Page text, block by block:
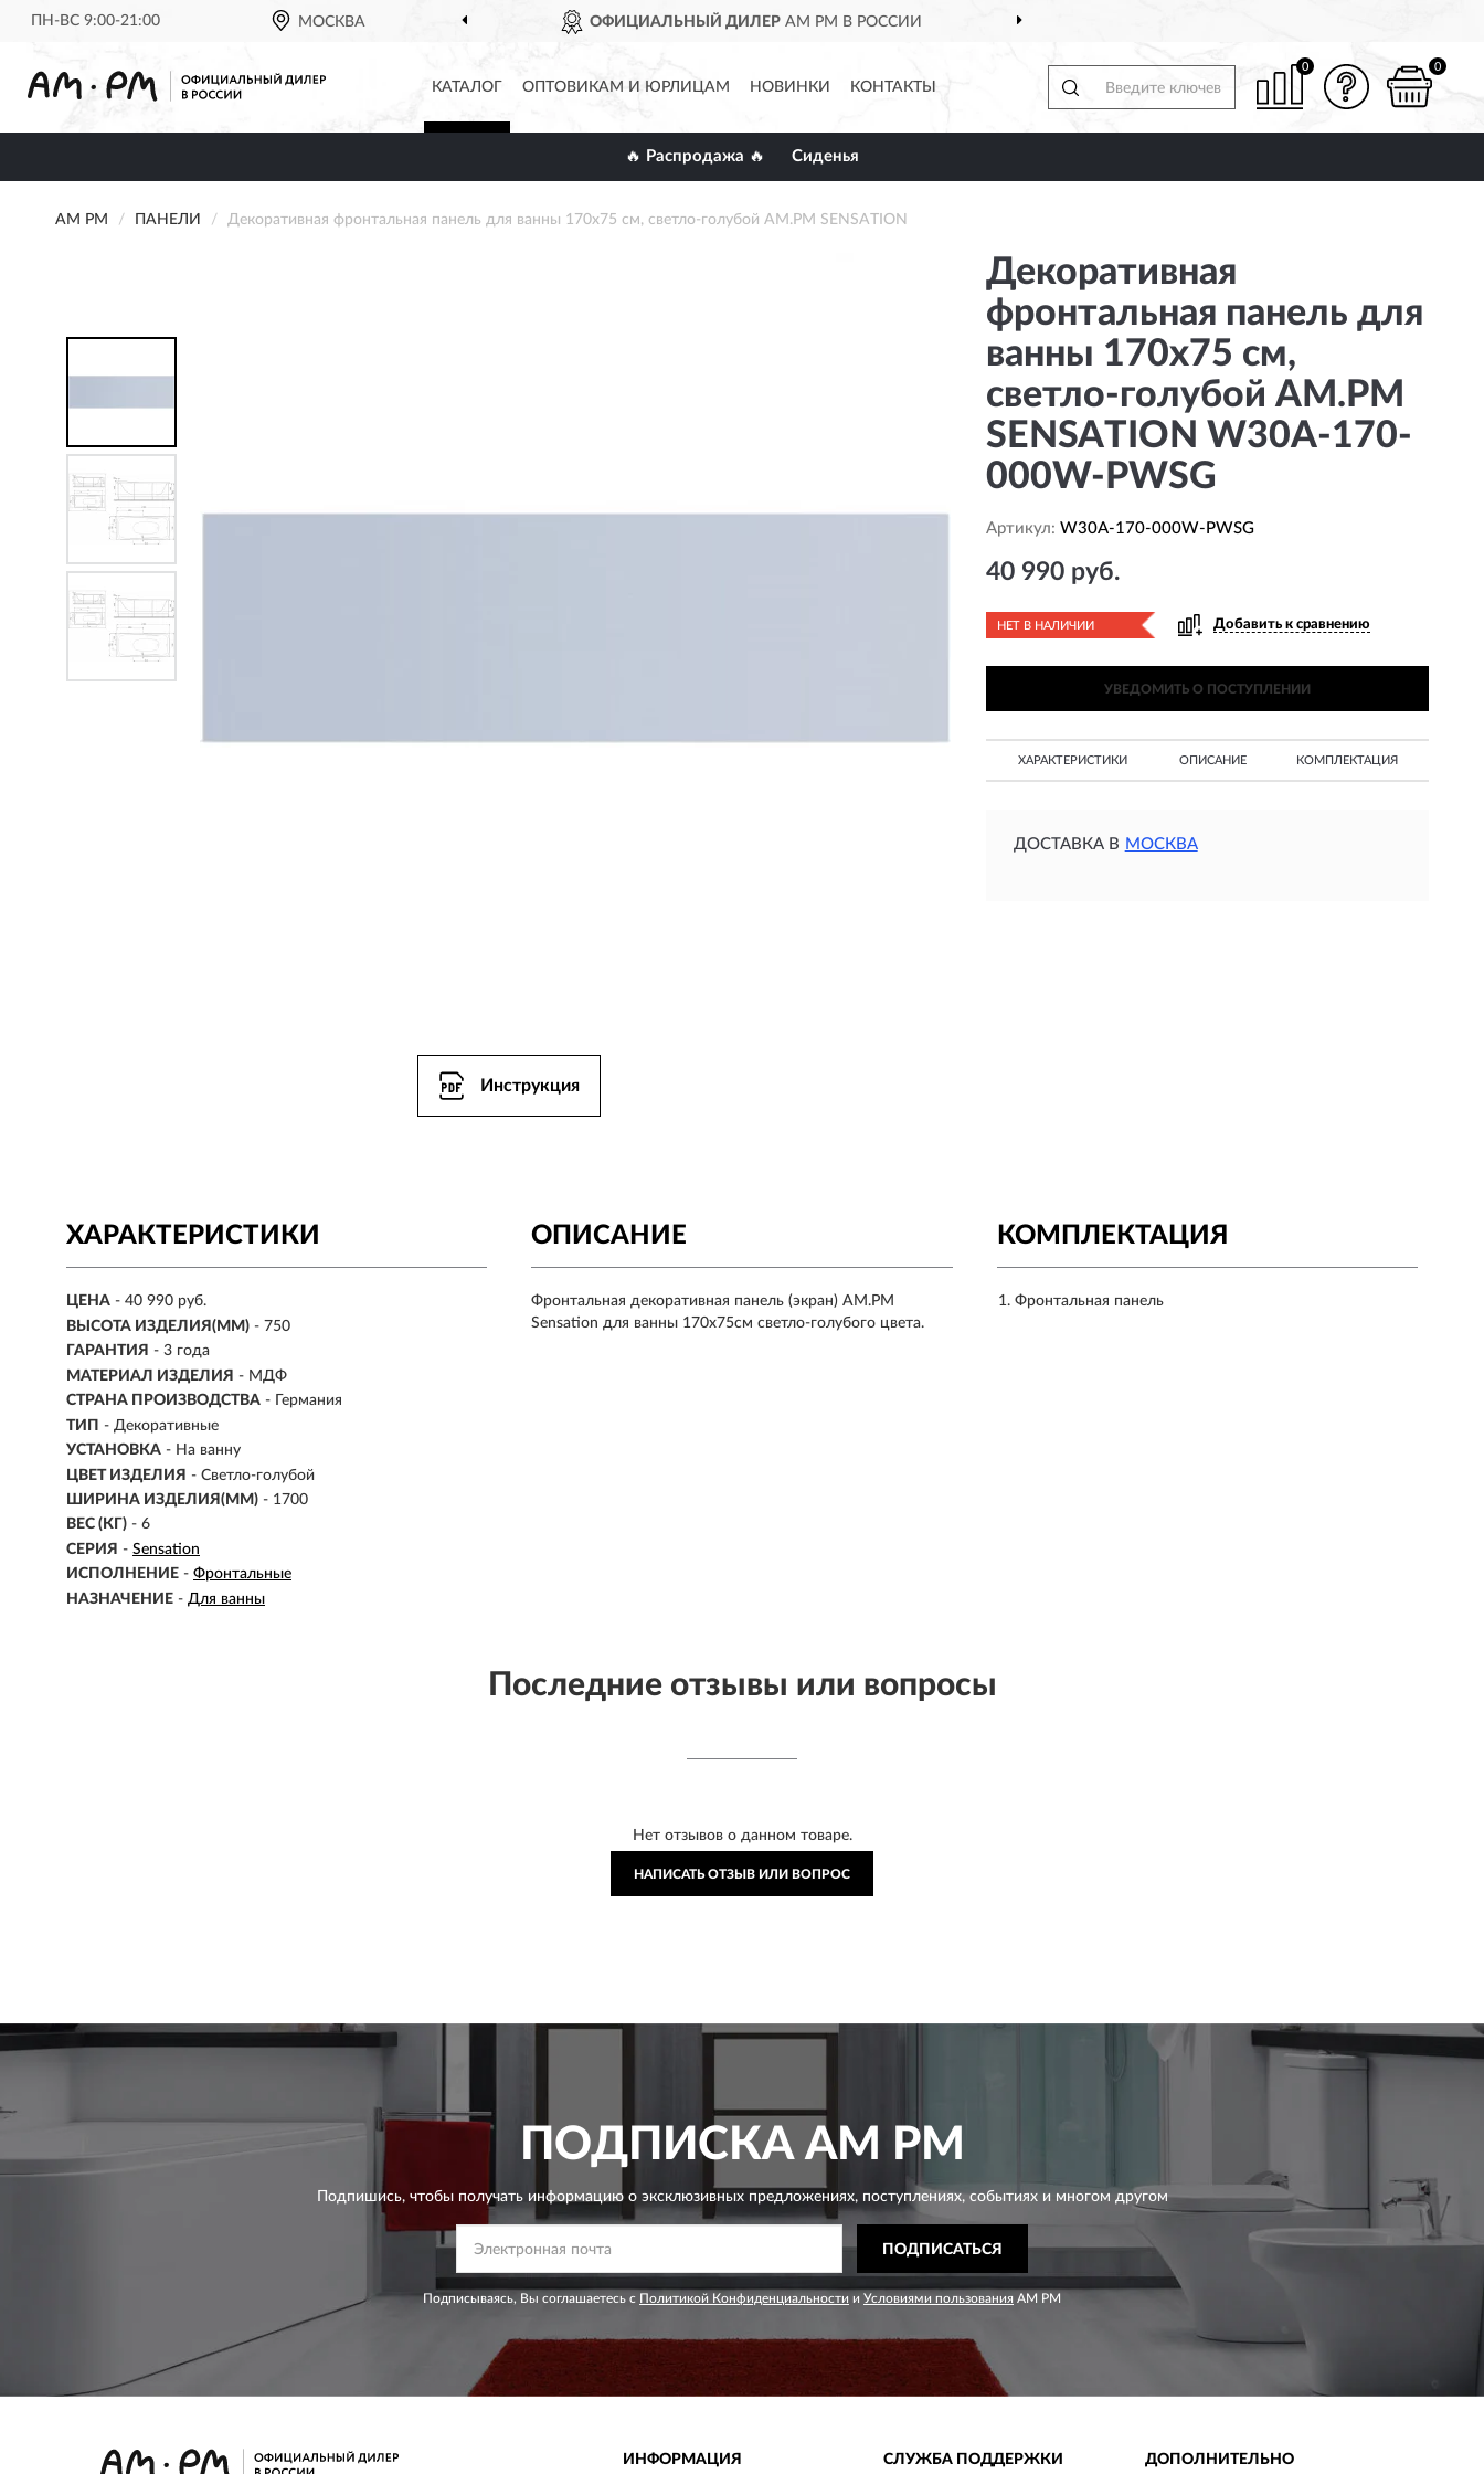
ПН-ВС 9:00-21:00 МОСКВА ОФИЦИАЛЬНЫЙ ДИЛЕР AM PM В РОССИИ
КАТАЛОГ ОПТОВИКАМ И ЮРЛИЦАМ НОВИНКИ КОНТАКТЫ
0 0
🔥 Распродажа 🔥 Сиденья
AM PM ПАНЕЛИ Декоративная фронтальная панель для ванны 170х75 см, светло-голубой AM.PM SENSATION
Инструкция
Декоративная
фронтальная панель для
ванны 170х75 см,
светло-голубой AM.PM
SENSATION W30A-170-
000W-PWSG
Артикул: W30A-170-000W-PWSG
40 990 руб.
НЕТ В НАЛИЧИИ Добавить к сравнению
УВЕДОМИТЬ О ПОСТУПЛЕНИИ
ХАРАКТЕРИСТИКИ ОПИСАНИЕ КОМПЛЕКТАЦИЯ
ДОСТАВКА В МОСКВА
ХАРАКТЕРИСТИКИ
ЦЕНА - 40 990 руб.
ВЫСОТА ИЗДЕЛИЯ(ММ) - 750
ГАРАНТИЯ - 3 года
МАТЕРИАЛ ИЗДЕЛИЯ - МДФ
СТРАНА ПРОИЗВОДСТВА - Германия
ТИП - Декоративные
УСТАНОВКА - На ванну
ЦВЕТ ИЗДЕЛИЯ - Светло-голубой
ШИРИНА ИЗДЕЛИЯ(ММ) - 1700
ВЕС (КГ) - 6
СЕРИЯ - Sensation
ИСПОЛНЕНИЕ - Фронтальные
НАЗНАЧЕНИЕ - Для ванны
КОМПЛЕКТАЦИЯ
Фронтальная панель
ОПИСАНИЕ
Фронтальная декоративная панель (экран) AM.PM
Sensation для ванны 170х75см светло-голубого цвета.
Последние отзывы или вопросы
Нет отзывов о данном товаре.
НАПИСАТЬ ОТЗЫВ ИЛИ ВОПРОС
ПОДПИСКАAM PM
Подпишись, чтобы получать информацию о эксклюзивных предложениях,поступлениях, событиях и многом другом
ПОДПИСАТЬСЯ
Подписываясь, Вы соглашаетесь с Политикой Конфиденциальности и Условиями пользования AM PM
ИНФОРМАЦИЯ СЛУЖБА ПОДДЕРЖКИ ДОПОЛНИТЕЛЬНО